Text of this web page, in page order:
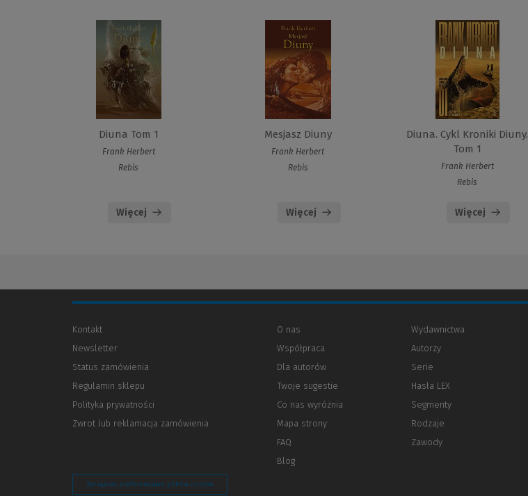
Diuna Tom 1
Frank Herbert
Rebis
Więcej
Mesjasz Diuny
Frank Herbert
Rebis
Więcej
Diuna. Cykl Kroniki Diuny.
Tom 1
Frank Herbert
Rebis
Więcej
Kontakt
Newsletter
Status zamówienia
Regulamin sklepu
Polityka prywatności
innej
Zwrot lub reklamacja zamówienia
O nas
Współpraca
Dla autorów
innej
strony)
Twoje sugestie
Co nas wyróżnia
Mapa strony
FAQ
Blog
Wydawnictwa
Autorzy
Serie
Hasła LEX
Segmenty
Rodzaje
Zawody
Zarządzaj preferencjami plików cookie